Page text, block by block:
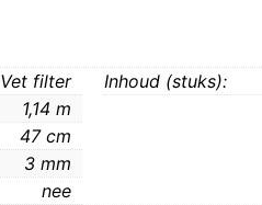
Vet filter
1,14 m
47 cm
3 mm
nee
Inhoud (stuks):